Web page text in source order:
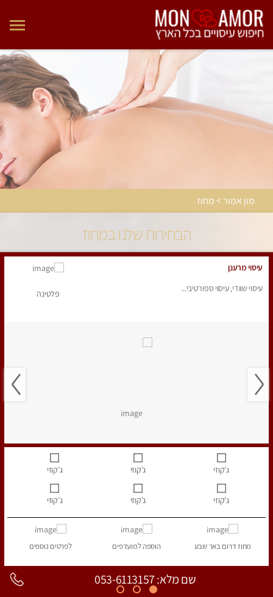
מון אמור > מחוז
הבחירות שלנו במחוז
עיסוי מרענן
עיסוי שוודי, עיסוי ספורטיבי...
פלטינה
ג’קוזי ג’קוזי ג’קוזי
ג’קוזי ג’קוזי ג’קוזי
מחוז דרוםבאר שבע הוספהלמועדפים לפרטים נוספים
שם מלא: 053-6113157